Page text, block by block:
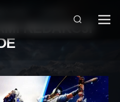
ELEX
REDAKCJI